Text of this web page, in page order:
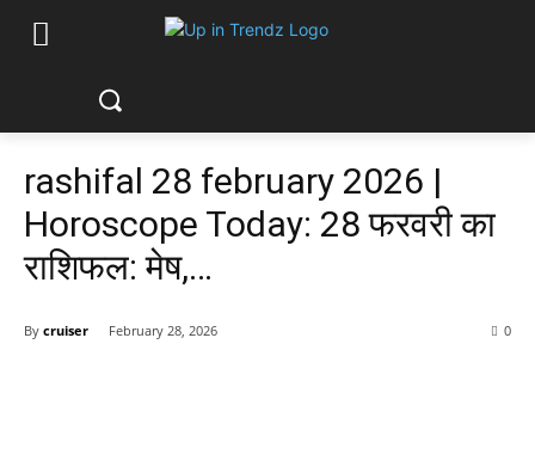
rashifal 28 february 2026 |
Horoscope Today: 28 फरवरी का
राशिफल: मेष,…
By cruiser February 28, 2026 0